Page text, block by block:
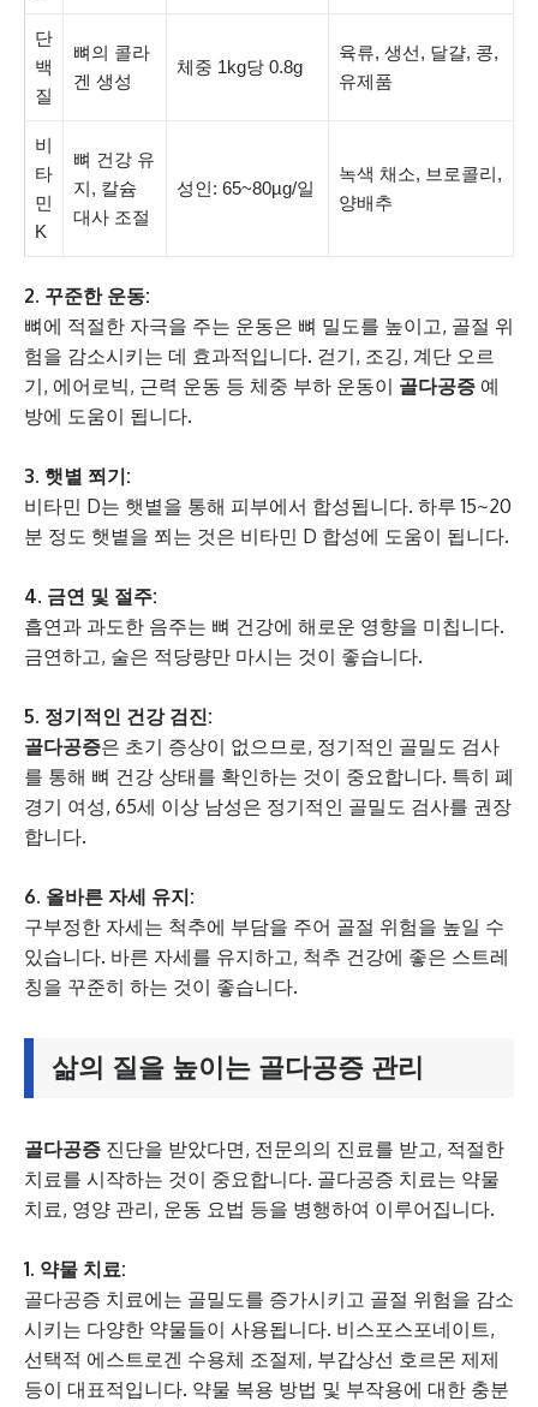
단
백
질
뼈의 콜라
겐 생성
체중 1kg당 0.8g
육류, 생선, 달걀, 콩,
유제품
비
타
민
K
뼈 건강 유
지, 칼슘
대사 조절
성인: 65~80µg/일
녹색 채소, 브로콜리,
양배추
2. 꾸준한 운동:
뼈에 적절한 자극을 주는 운동은 뼈 밀도를 높이고, 골절 위
험을 감소시키는 데 효과적입니다. 걷기, 조깅, 계단 오르
기, 에어로빅, 근력 운동 등 체중 부하 운동이 골다공증 예
방에 도움이 됩니다.
3. 햇볕 쬐기:
비타민 D는 햇볕을 통해 피부에서 합성됩니다. 하루 15~20
분 정도 햇볕을 쬐는 것은 비타민 D 합성에 도움이 됩니다.
4. 금연 및 절주:
흡연과 과도한 음주는 뼈 건강에 해로운 영향을 미칩니다.
금연하고, 술은 적당량만 마시는 것이 좋습니다.
5. 정기적인 건강 검진:
골다공증은 초기 증상이 없으므로, 정기적인 골밀도 검사
를 통해 뼈 건강 상태를 확인하는 것이 중요합니다. 특히 폐
경기 여성, 65세 이상 남성은 정기적인 골밀도 검사를 권장
합니다.
6. 올바른 자세 유지:
구부정한 자세는 척추에 부담을 주어 골절 위험을 높일 수
있습니다. 바른 자세를 유지하고, 척추 건강에 좋은 스트레
칭을 꾸준히 하는 것이 좋습니다.
삶의 질을 높이는 골다공증 관리
골다공증 진단을 받았다면, 전문의의 진료를 받고, 적절한
치료를 시작하는 것이 중요합니다. 골다공증 치료는 약물
치료, 영양 관리, 운동 요법 등을 병행하여 이루어집니다.
1. 약물 치료:
골다공증 치료에는 골밀도를 증가시키고 골절 위험을 감소
시키는 다양한 약물들이 사용됩니다. 비스포스포네이트,
선택적 에스트로겐 수용체 조절제, 부갑상선 호르몬 제제
등이 대표적입니다. 약물 복용 방법 및 부작용에 대한 충분